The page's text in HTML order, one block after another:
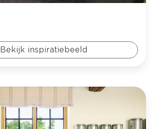
Bekijk inspiratiebeeld